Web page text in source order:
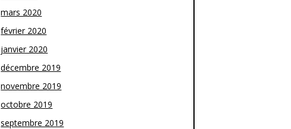
mars 2020
février 2020
janvier 2020
décembre 2019
novembre 2019
octobre 2019
septembre 2019